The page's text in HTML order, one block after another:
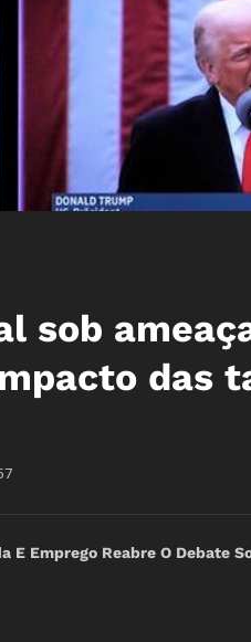
sob
das
E Emprego Reabre O Debate